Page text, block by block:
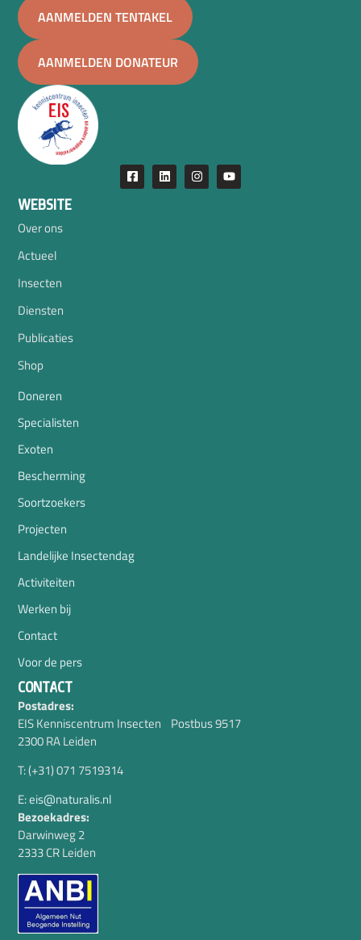
AANMELDEN TENTAKEL
AANMELDEN DONATEUR
WEBSITE
Over ons
Actueel
Insecten
Diensten
Publicaties
Shop
Doneren
Specialisten
Exoten
Bescherming
Soortzoekers
Projecten
Landelijke Insectendag
Activiteiten
Werken bij
Contact
Voor de pers
CONTACT
Postadres:
EIS Kenniscentrum Insecten Postbus 9517
2300 RA Leiden
T: (+31) 071 7519314
E: eis@naturalis.nl
Bezoekadres:
Darwinweg 2
2333 CR Leiden